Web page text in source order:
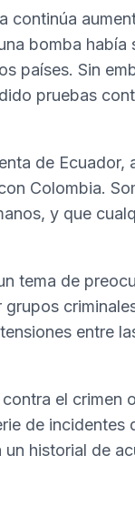
continúa
bomba había
países. Sin
pruebas
de
Colombia.
y que
tema de
entre
el crimen
de incidentes
historial de